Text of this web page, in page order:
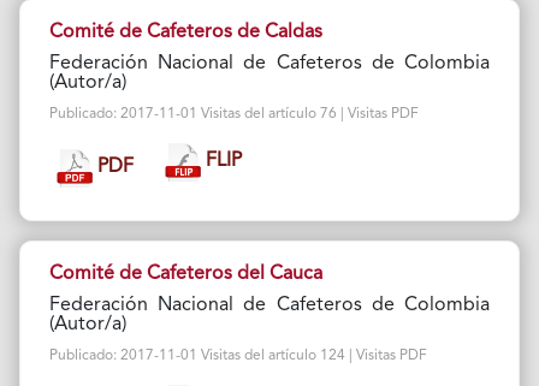
Comité de Cafeteros de Caldas
Federación Nacional de Cafeteros de Colombia
(Autor/a)
Publicado: 2017-11-01 Visitas del artículo 76 | Visitas PDF
PDF FLIP
Comité de Cafeteros del Cauca
Federación Nacional de Cafeteros de Colombia
(Autor/a)
Publicado: 2017-11-01 Visitas del artículo 124 | Visitas PDF